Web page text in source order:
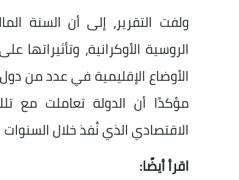
ولفت التقرير، إلى أن السنة
الروسية الأوكرانية،
الأوضاع الإقليمية في عدد من
مؤكدًا أن الدولة تعاملت مع
الاقتصادي الذي نُفذ خلال
اقرأ أيضًا: